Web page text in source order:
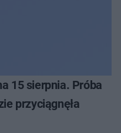
15 sierpnia. Próba
przyciągnęła